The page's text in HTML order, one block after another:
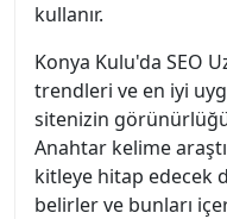
kullanır.
Konya Kulu'da SEO
trendleri ve en iyi
sitenizin
Anahtar kelime
kitleye hitap edecek
belirler ve bunları